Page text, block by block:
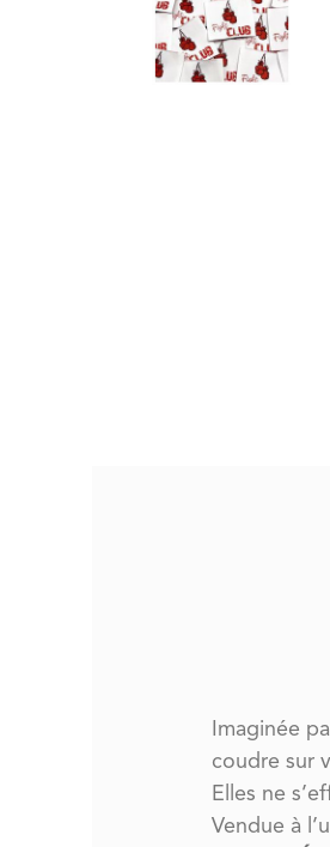
Imaginée
coudre sur
Elles ne
Vendue à